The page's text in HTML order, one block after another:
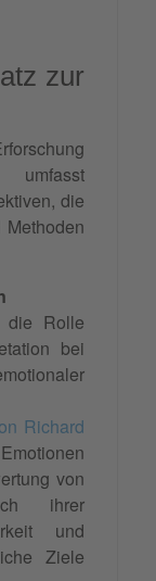
zur
die
die Rolle
bei
Richard
von
ihrer
und
Ziele